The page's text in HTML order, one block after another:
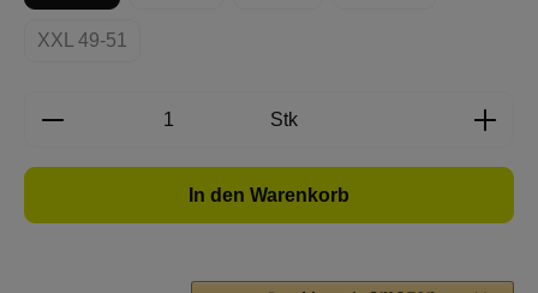
XXL 49-51
(Diese Option ist zurzeit nicht verfügbar.)
Produkt Anzahl: Gib den gewünschten
Stk
In den Warenkorb